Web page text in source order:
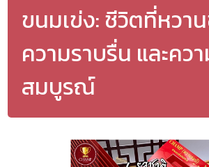
ขนมเข่ง: ชีวิตที่หวา
ความราบรื่น และคว
สมบูรณ์